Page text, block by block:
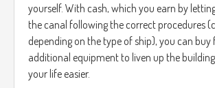
yourself. With cash, which you earn by
the canal following the correct procedures
depending on the type of ship), you can buy
additional equipment to liven up the
your life easier.